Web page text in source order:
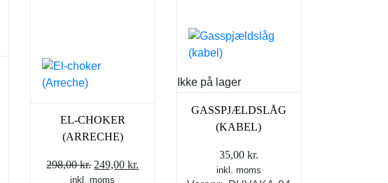
EL-CHOKER
(ARRECHE)
298,00kr. Den
249,00kr.
inkl. moms
Ikke på lager
GASSPJÆLDSLÅG
(KABEL)
35,00 kr.
inkl. moms